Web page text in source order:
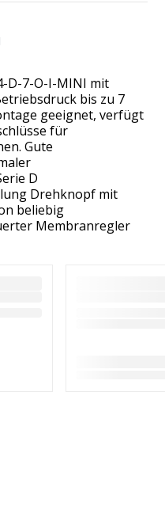
D-7-O-I-MINI mit
bis zu 7
geeignet, verfügt
für
Gute
D
Drehknopf mit
beliebig
Membranregler